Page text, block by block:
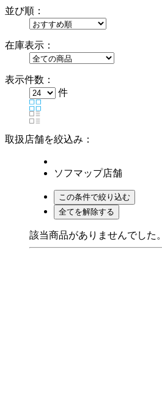
並び順：
在庫表示：
表示件数：
件
取扱店舗を絞込み：
ソフマップ店舗
該当商品がありませんでした。